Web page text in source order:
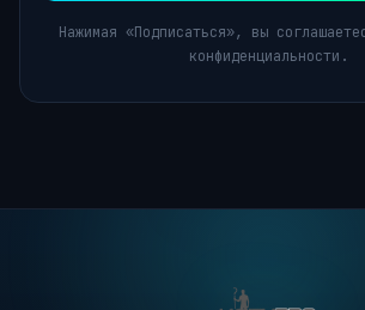
Нажимая «Подписаться», вы
конфиденциальности.